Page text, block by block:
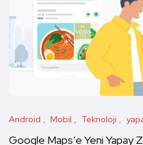
Android Mobil Teknoloji
Google Maps’e Yeni Yapay